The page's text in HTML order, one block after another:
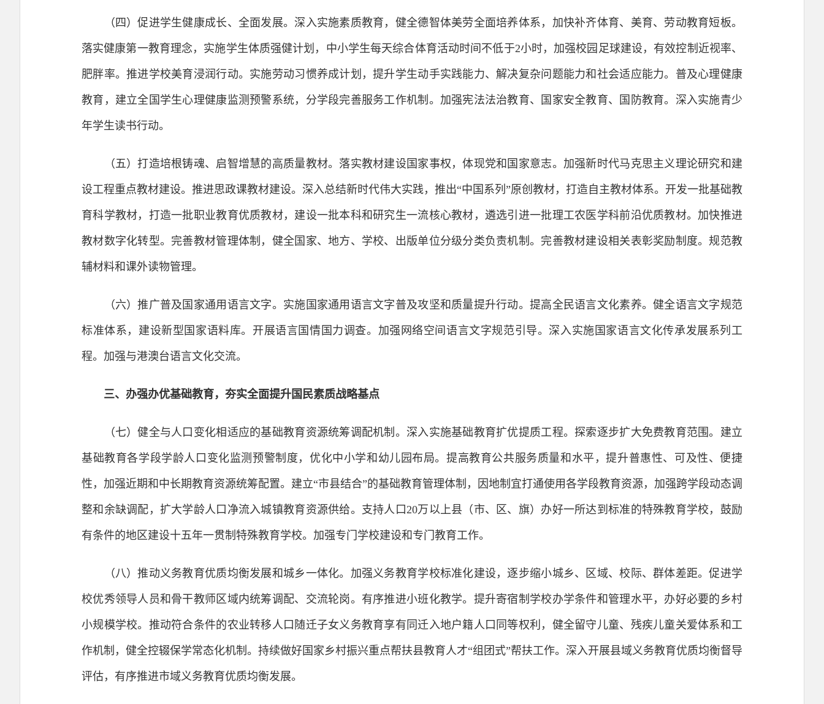
（四）促进学生健康成长、全面发展。深入实施素质教育，健全德智体美劳全面培养体系，加快补齐体育、美育、劳动教育短板。
落实健康第一教育理念，实施学生体质强健计划，中小学生每天综合体育活动时间不低于2小时，加强校园足球建设，有效控制近视率、
肥胖率。推进学校美育浸润行动。实施劳动习惯养成计划，提升学生动手实践能力、解决复杂问题能力和社会适应能力。普及心理健康
教育，建立全国学生心理健康监测预警系统，分学段完善服务工作机制。加强宪法法治教育、国家安全教育、国防教育。深入实施青少
年学生读书行动。
（五）打造培根铸魂、启智增慧的高质量教材。落实教材建设国家事权，体现党和国家意志。加强新时代马克思主义理论研究和建
设工程重点教材建设。推进思政课教材建设。深入总结新时代伟大实践，推出“中国系列”原创教材，打造自主教材体系。开发一批基础教
育科学教材，打造一批职业教育优质教材，建设一批本科和研究生一流核心教材，遴选引进一批理工农医学科前沿优质教材。加快推进
教材数字化转型。完善教材管理体制，健全国家、地方、学校、出版单位分级分类负责机制。完善教材建设相关表彰奖励制度。规范教
辅材料和课外读物管理。
（六）推广普及国家通用语言文字。实施国家通用语言文字普及攻坚和质量提升行动。提高全民语言文化素养。健全语言文字规范
标准体系，建设新型国家语料库。开展语言国情国力调查。加强网络空间语言文字规范引导。深入实施国家语言文化传承发展系列工
程。加强与港澳台语言文化交流。
三、办强办优基础教育，夯实全面提升国民素质战略基点
（七）健全与人口变化相适应的基础教育资源统筹调配机制。深入实施基础教育扩优提质工程。探索逐步扩大免费教育范围。建立
基础教育各学段学龄人口变化监测预警制度，优化中小学和幼儿园布局。提高教育公共服务质量和水平，提升普惠性、可及性、便捷
性，加强近期和中长期教育资源统筹配置。建立“市县结合”的基础教育管理体制，因地制宜打通使用各学段教育资源，加强跨学段动态调
整和余缺调配，扩大学龄人口净流入城镇教育资源供给。支持人口20万以上县（市、区、旗）办好一所达到标准的特殊教育学校，鼓励
有条件的地区建设十五年一贯制特殊教育学校。加强专门学校建设和专门教育工作。
（八）推动义务教育优质均衡发展和城乡一体化。加强义务教育学校标准化建设，逐步缩小城乡、区域、校际、群体差距。促进学
校优秀领导人员和骨干教师区域内统筹调配、交流轮岗。有序推进小班化教学。提升寄宿制学校办学条件和管理水平，办好必要的乡村
小规模学校。推动符合条件的农业转移人口随迁子女义务教育享有同迁入地户籍人口同等权利，健全留守儿童、残疾儿童关爱体系和工
作机制，健全控辍保学常态化机制。持续做好国家乡村振兴重点帮扶县教育人才“组团式”帮扶工作。深入开展县域义务教育优质均衡督导
评估，有序推进市域义务教育优质均衡发展。